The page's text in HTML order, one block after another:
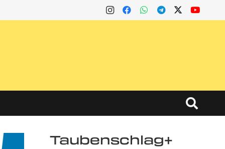
Taubenschlag+